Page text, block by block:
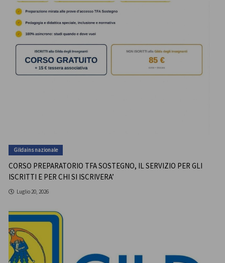
Gildains nazionale
CORSO PREPARATORIO TFA SOSTEGNO, IL SERVIZIO PER GLI
ISCRITTI E PER CHI SI ISCRIVERA’
Luglio 20, 2026